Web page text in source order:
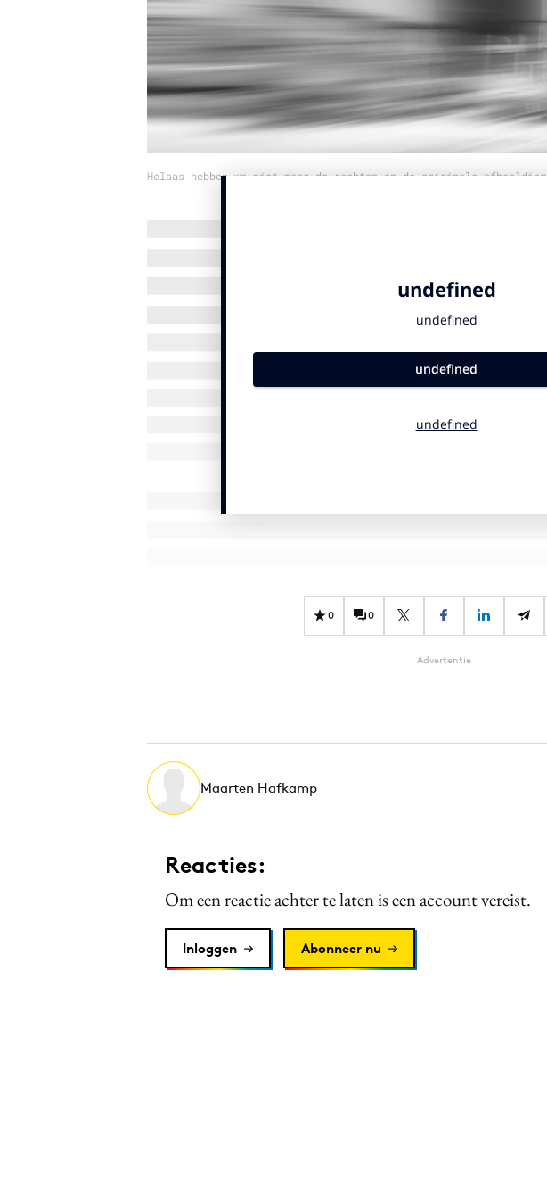
Helaas hebben we niet meer de rechten op de originele afbeelding
0 0
Advertentie
Maarten Hafkamp
Reacties:
Om een reactie achter te laten is een account vereist.
Inloggen Abonneer nu